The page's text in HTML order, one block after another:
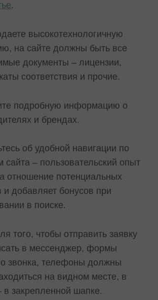
.
высокотехнологичную
на сайте должны быть все
документы – лицензии,
соответствия и прочие.
подробную информацию о
и брендах.
об удобной навигации по
сайта – пользовательский опыт
отношение потенциальных
и добавляет бонусов при
в поиске.
того, чтобы отправить заявку
в мессенджер, формы
звонка, телефоны должны
на видном месте, в
в закрепленной шапке.